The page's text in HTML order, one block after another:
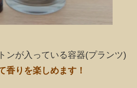
ンが入っている容器(プランツ)
香りを楽しめます！